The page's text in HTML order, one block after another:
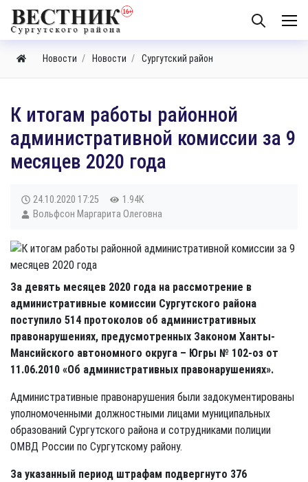
Новости Новости Сургутский район
К итогам работы районной
административной комиссии за 9
месяцев 2020 года
24.10.2020 17:25
1.94K
Вольфсон Маргарита Олеговна
За девять месяцев 2020 года на рассмотрение в
административные комиссии Сургутского района
поступило 514 протоколов об административных
правонарушениях, предусмотренных Законом Ханты-
Мансийского автономного округа – Югры № 102-оз от
11.06.2010 «Об административных правонарушениях».
Административные правонарушения были задокументированы
уполномоченными должностными лицами муниципальных
образований Сургутского района и сотрудниками полиции
ОМВД России по Сургутскому району.
За указанный период штрафам подвергнуто 376